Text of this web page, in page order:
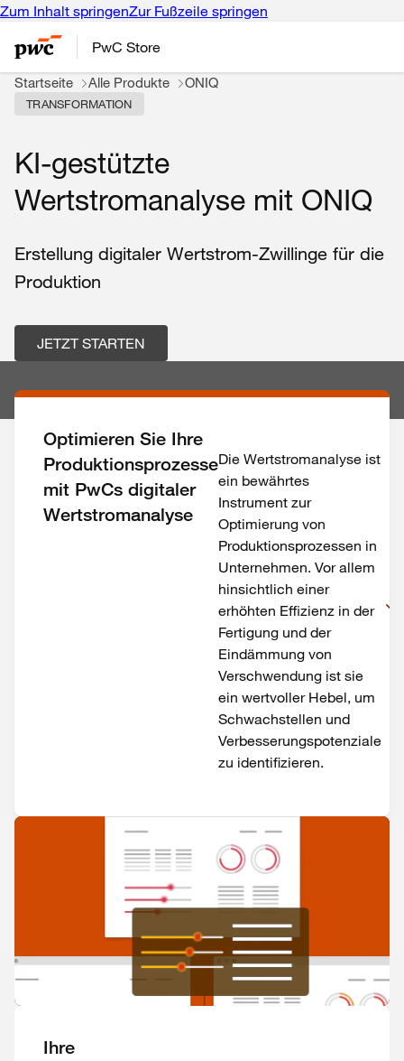
Zum Inhalt springenZur Fußzeile springen
PwC Store
Startseite Alle Produkte ONIQ
TRANSFORMATION
KI-gestützte
Wertstromanalyse mit ONIQ
Erstellung digitaler Wertstrom-Zwillinge für die
Produktion
JETZT STARTEN
Optimieren Sie Ihre
Produktionsprozesse
mit PwCs digitaler
Wertstromanalyse
Die Wertstromanalyse ist
ein bewährtes
Instrument zur
Optimierung von
Produktionsprozessen in
Unternehmen. Vor allem
hinsichtlich einer
erhöhten Effizienz in der
Fertigung und der
Eindämmung von
Verschwendung ist sie
ein wertvoller Hebel, um
Schwachstellen und
Verbesserungspotenziale
zu identifizieren.
Ihre